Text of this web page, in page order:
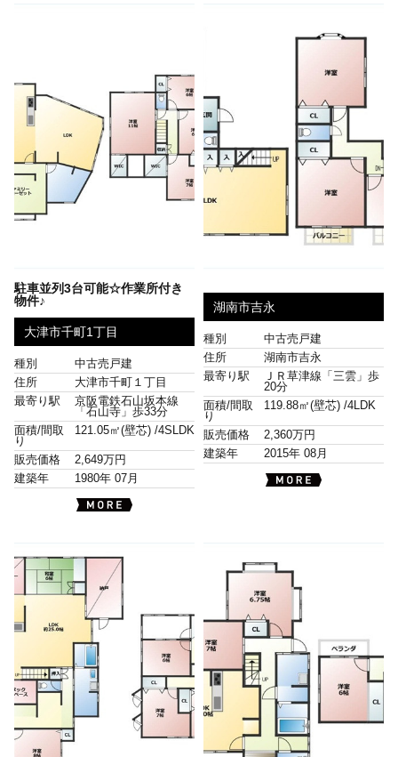
駐車並列3台可能☆作業所付き
物件♪
大津市千町1丁目
種別
中古売戸建
住所
大津市千町１丁目
最寄り駅
京阪電鉄石山坂本線
「石山寺」歩33分
面積/間取
り
121.05㎡(壁芯) /4SLDK
販売価格
2,649万円
建築年
1980年 07月
湖南市吉永
種別
中古売戸建
住所
湖南市吉永
最寄り駅
ＪＲ草津線「三雲」歩
20分
面積/間取
り
119.88㎡(壁芯) /4LDK
販売価格
2,360万円
建築年
2015年 08月